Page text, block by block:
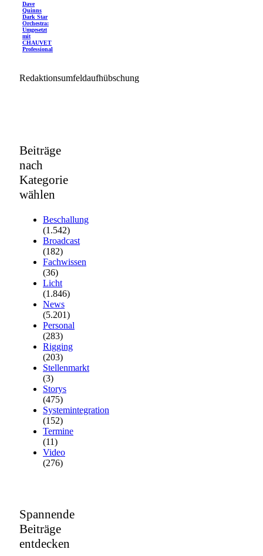
Dave
Quinns
Dark Star
Orchestra:
Umgesetzt
mit
CHAUVET
Professional
Redaktionsumfeldaufhübschung
Beiträge
nach
Kategorie
wählen
Beschallung
(1.542)
Broadcast
(182)
Fachwissen
(36)
Licht
(1.846)
News
(5.201)
Personal
(283)
Rigging
(203)
Stellenmarkt
(3)
Storys
(475)
Systemintegration
(152)
Termine
(11)
Video
(276)
Spannende
Beiträge
entdecken